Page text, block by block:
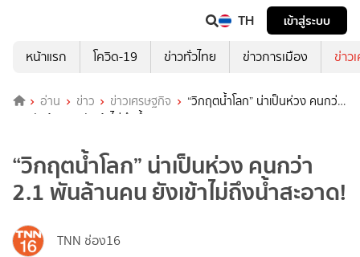
TH
เข้าสู่ระบบ
หน้าแรก
โควิด-19 ข่าวทั่วไทย ข่าวการเมือง ข่าว
อ่าน ข่าว ข่าวเศรษฐกิจ
“วิกฤตน้ำโลก” น่าเป็นห่วง คนกว่า
2.1 พันล้านคน ยังเข้าไม่ถึงน้ำสะอาด!
“วิกฤตน้ำโลก” น่าเป็นห่วง คนกว่า
2.1 พันล้านคน ยังเข้าไม่ถึงน้ำสะอาด!
TNN ช่อง16